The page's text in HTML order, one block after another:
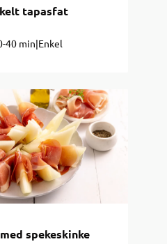
tapasfat
40 min|Enkel
spekeskinke